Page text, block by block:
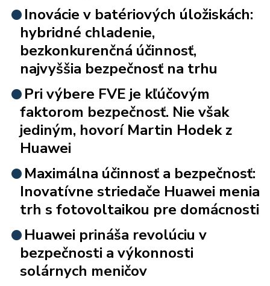
Inovácie v batériových úložiskách:
hybridné chladenie,
bezkonkurenčná účinnosť,
najvyššia bezpečnosť na trhu
Pri výbere FVE je kľúčovým
faktorom bezpečnosť. Nie však
jediným, hovorí Martin Hodek z
Huawei
Maximálna účinnosť a bezpečnosť:
Inovatívne striedače Huawei menia
trh s fotovoltaikou pre domácnosti
Huawei prináša revolúciu v
bezpečnosti a výkonnosti
solárnych meničov